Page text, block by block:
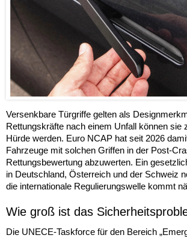
Versenkbare Türgriffe gelten als
Rettungskräfte nach einem Unfall können sie
Hürde werden. Euro NCAP hat seit 2026
Fahrzeuge mit solchen Griffen in der Post-
Rettungsbewertung abzuwerten. Ein
in Deutschland, Österreich und der Schweiz
die internationale Regulierungswelle kommt
Wie groß ist das
Die UNECE-Taskforce für den Bereich